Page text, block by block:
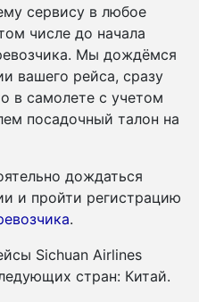
сервису в любое
числе до начала
Мы дождёмся
вашего рейса, сразу
в самолете с учетом
посадочный талон на
дождаться
и пройти регистрацию
.
Sichuan Airlines
стран: Китай.